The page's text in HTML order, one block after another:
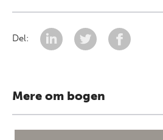
Del:
Mere om bogen